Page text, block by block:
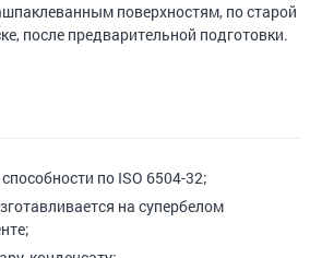
поверхностям, по старой
после предварительной подготовки.
по ISO 6504-32;
на супербелом